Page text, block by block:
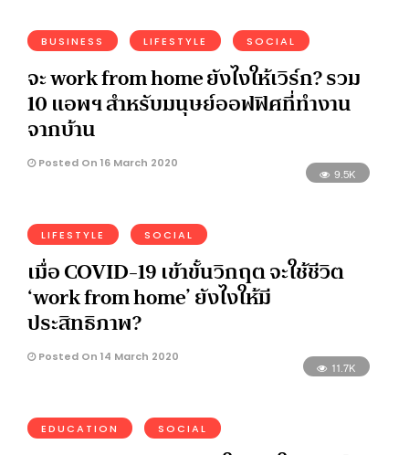
BUSINESS LIFESTYLE SOCIAL
จะ work from home ยังไงให้เวิร์ก? รวม
10 แอพฯ สำหรับมนุษย์ออฟฟิศที่ทำงาน
จากบ้าน
Posted On 16 March 2020
9.5K
LIFESTYLE SOCIAL
เมื่อ COVID-19 เข้าขั้นวิกฤต จะใช้ชีวิต
‘work from home’ ยังไงให้มี
ประสิทธิภาพ?
Posted On 14 March 2020
11.7K
EDUCATION SOCIAL